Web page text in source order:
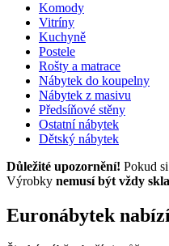
Komody
Vitríny
Kuchyně
Postele
Rošty a matrace
Nábytek do koupelny
Nábytek z masivu
Předsíňové stěny
Ostatní nábytek
Dětský nábytek
Důležité upozornění! Pokud
Výrobky nemusí být vždy
Euronábytek